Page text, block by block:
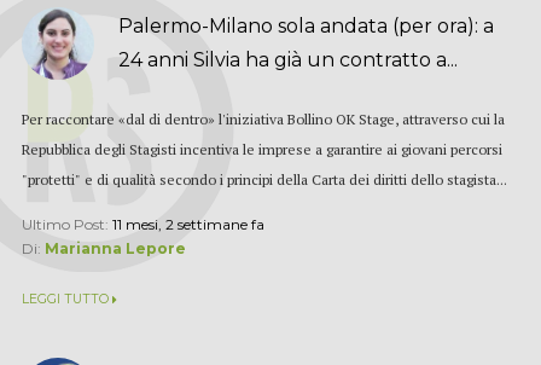
Palermo-Milano sola andata (per ora): a
24 anni Silvia ha già un contratto a...
Per raccontare «dal di dentro» l'iniziativa Bollino OK Stage, attraverso cui la
Repubblica degli Stagisti incentiva le imprese a garantire ai giovani percorsi
"protetti" e di qualità secondo i principi della Carta dei diritti dello stagista...
Ultimo Post: 11 mesi, 2 settimane fa
Di: Marianna Lepore
LEGGI TUTTO